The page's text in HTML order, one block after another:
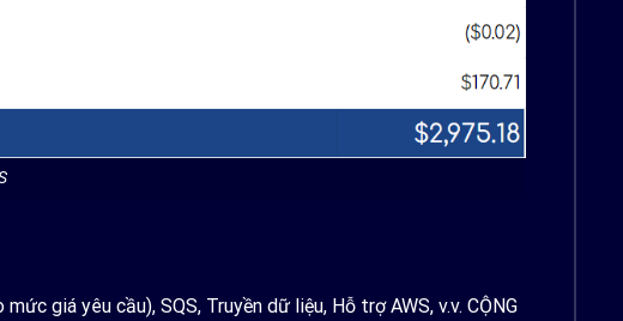
giá yêu cầu), SQS, Truyền dữ liệu, Hỗ trợ AWS, v.v. CỘNG